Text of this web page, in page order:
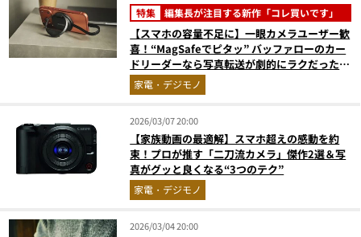
特集 編集長が注目する新作「コレ買いです」
【スマホの容量不足に】一眼カメラユーザー歓
喜！“MagSafeでピタッ” バッファローのカー
ドリーダーなら写真転送が劇的にラクだった／
No.1モノ雑誌編集長のお墨付き『コレ買いで
す』Vol.154
家電・デジモノ
2026/03/07 20:00
【家族動画の最適解】スマホ超えの感動を約
束！プロが推す「二刀流カメラ」傑作2選＆写
真がグッと良くなる“3つのテク”
家電・デジモノ
2026/03/04 20:00